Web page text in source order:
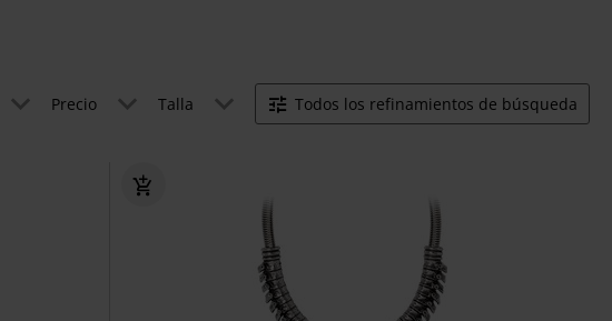
Precio Talla Todos los refinamientos de búsqueda